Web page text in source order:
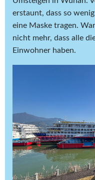
erstaunt, dass so
eine Maske tragen.
nicht mehr, dass alle
Einwohner haben.